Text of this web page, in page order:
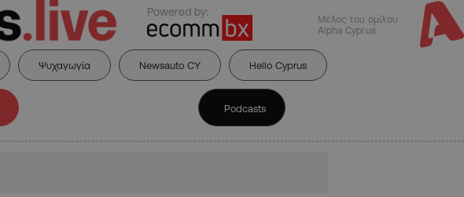
Powered by:
Μέλος του ομίλου
Alpha Cyprus
Ψυχαγωγία Newsauto CY Hello Cyprus
Podcasts